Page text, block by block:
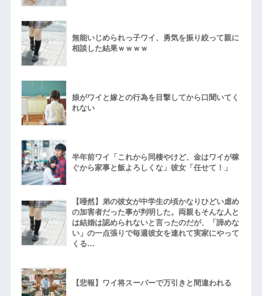
無能いじめられっ子ワイ、勇気を振り絞って親に
相談した結果ｗｗｗｗ
娘がワイと嫁との行為を目撃してから口聞いてく
れない
半年前ワイ「これから同棲やけど、金はワイが稼
ぐから家事と飯よろしくな」彼女「任せて！」
【唖然】弟の彼女が中学生の頃かなりひどい虐め
の加害者だった事が判明した。両親もそんな人と
は結婚は認められないと言ったのだが、「諦めな
い」の一点張りで毎週彼女を連れて実家にやって
くる…
【悲報】ワイ将スーパーで万引きと間違われる